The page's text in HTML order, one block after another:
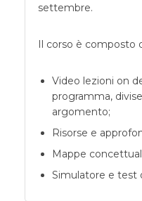
settembre.
Il corso è composto
Video lezioni on
programma,
argomento;
Risorse e
Mappe
Simulatore e test